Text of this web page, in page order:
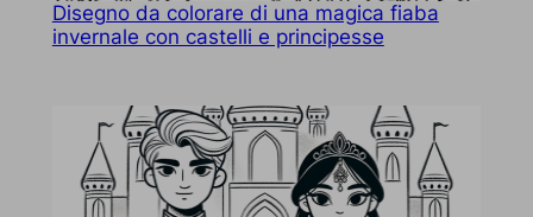
Disegno da colorare di una magica fiaba
invernale con castelli e principesse